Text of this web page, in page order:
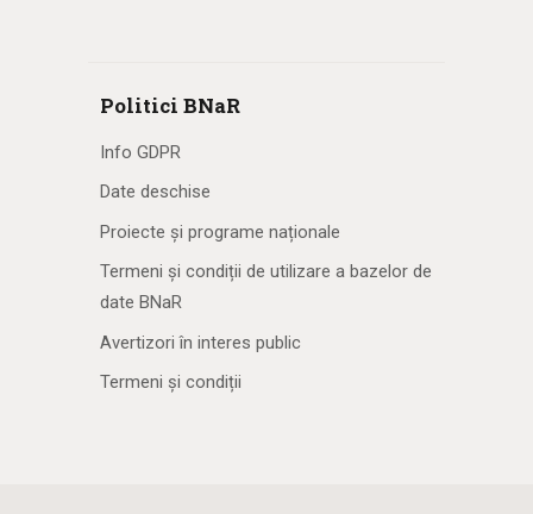
Politici BNaR
Info GDPR
Date deschise
Proiecte și programe naționale
Termeni și condiții de utilizare a bazelor de
date BNaR
Avertizori în interes public
Termeni și condiții